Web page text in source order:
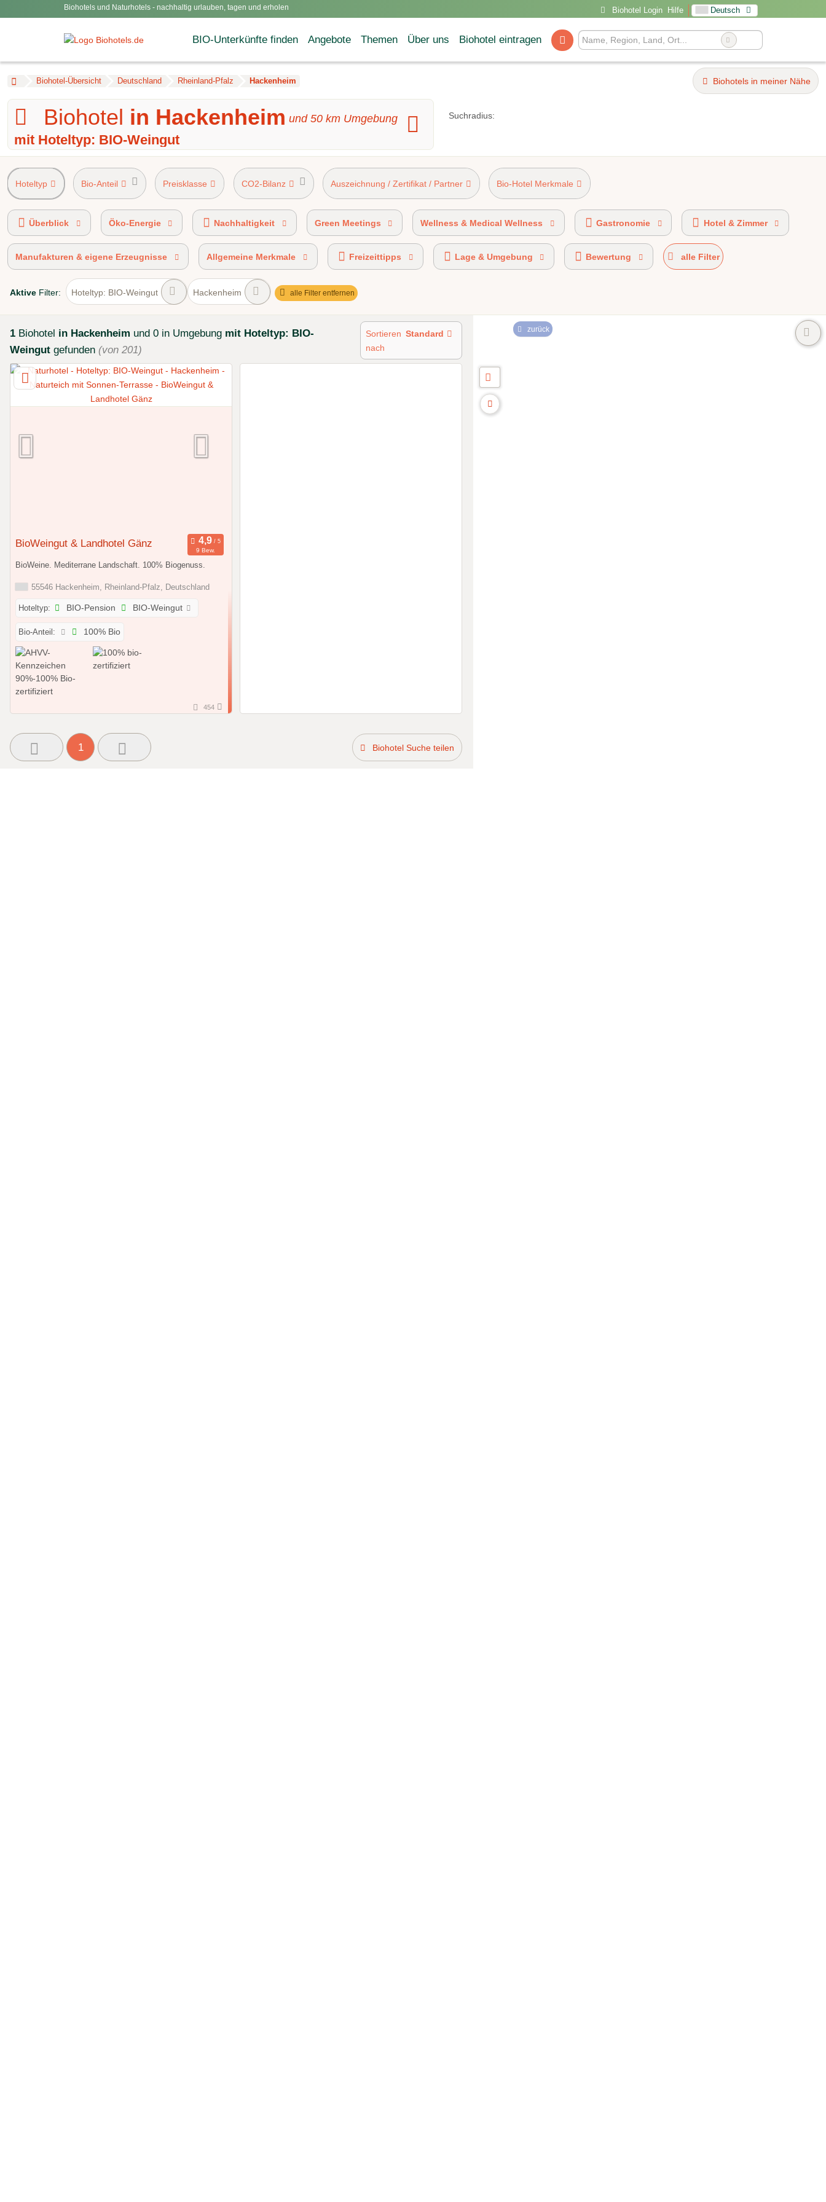
Biohotels und Naturhotels - nachhaltig urlauben, tagen und erholen Biohotel Login Hilfe Deutsch
BIO-Unterkünfte finden Angebote Themen Über uns Biohotel eintragen
Biohotel-Übersicht Deutschland Rheinland-Pfalz Hackenheim Biohotels in meiner Nähe
Biohotel in Hackenheim und 50 km Umgebung
mit Hoteltyp: BIO-Weingut
Suchradius:
Hoteltyp Bio-Anteil Preisklasse CO2-Bilanz Auszeichnung / Zertifikat / Partner Bio-Hotel Merkmale
AHVV-Kennzeichen 90%-100% Bio-zertifiziert AHV-Kennzeichen 50%-89% Bio-zertifiziert AHVV-Kennzeichen 20%-49% Bio-zertifiziert
100% bio-zertifiziert BIO HOTELS® certified Ökobonus-Partner
Überblick Öko-Energie Nachhaltigkeit Green Meetings Wellness & Medical Wellness Gastronomie Hotel & Zimmer
Manufakturen & eigene Erzeugnisse Allgemeine Merkmale Freizeittipps Lage & Umgebung Bewertung alle Filter
Aktive Filter: Hoteltyp: BIO-Weingut Hackenheim alle Filter entfernen
1 Biohotel in Hackenheim und 0 in Umgebung mit Hoteltyp: BIO-
Weingut gefunden (von 201)
Sortieren
nach
Standard
BioWeingut & Landhotel Gänz
9 Bew.
BioWeine. Mediterrane Landschaft. 100% Biogenuss.
55546 Hackenheim, Rheinland-Pfalz, Deutschland
Hoteltyp: BIO-Pension BIO-Weingut
Bio-Anteil: 100% Bio
454
1 Biohotel Suche teilen
zurück